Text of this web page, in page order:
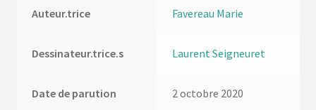
Auteur.trice Favereau Marie
Dessinateur.trice.s Laurent Seigneuret
Date de parution 2 octobre 2020